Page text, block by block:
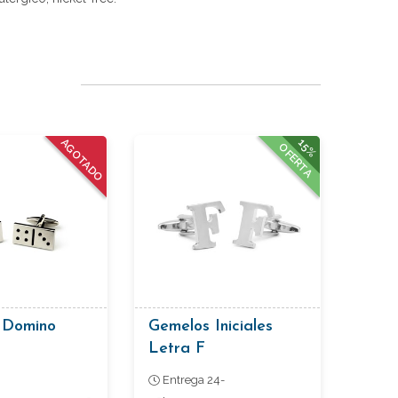
AGOTADO 15%
OFERTA
Gemelos Iniciales
Letra F
Entrega 24-